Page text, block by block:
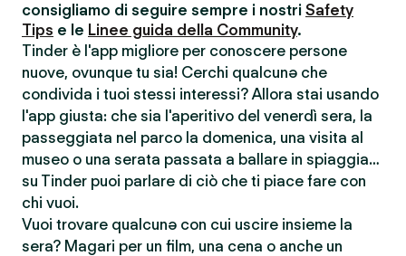
consigliamo di seguire sempre i nostri Safety
Tips e le Linee guida della Community.
Tinder è l'app migliore per conoscere persone
nuove, ovunque tu sia! Cerchi qualcunə che
condivida i tuoi stessi interessi? Allora stai usando
l'app giusta: che sia l'aperitivo del venerdì sera, la
passeggiata nel parco la domenica, una visita al
museo o una serata passata a ballare in spiaggia…
su Tinder puoi parlare di ciò che ti piace fare con
chi vuoi.
Vuoi trovare qualcunə con cui uscire insieme la
sera? Magari per un film, una cena o anche un